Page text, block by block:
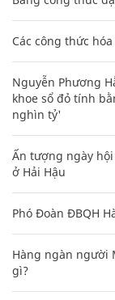
Các công thức
Nguyễn Phương
khoe sổ đỏ tính
nghìn tỷ'
Ấn tượng ngày
ở Hải Hậu
Phó Đoàn ĐBQH
Hàng ngàn người
gì?